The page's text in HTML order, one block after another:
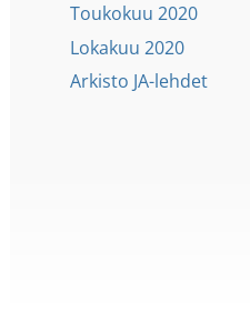
Toukokuu 2020
Lokakuu 2020
Arkisto JA-lehdet